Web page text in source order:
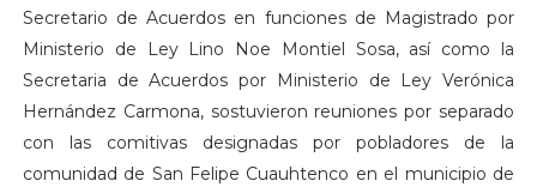
Secretario de Acuerdos en funciones de Magistrado por
Ministerio de Ley Lino Noe Montiel Sosa, así como la
Secretaria de Acuerdos por Ministerio de Ley Verónica
Hernández Carmona, sostuvieron reuniones por separado
con las comitivas designadas por pobladores de la
comunidad de San Felipe Cuauhtenco en el municipio de